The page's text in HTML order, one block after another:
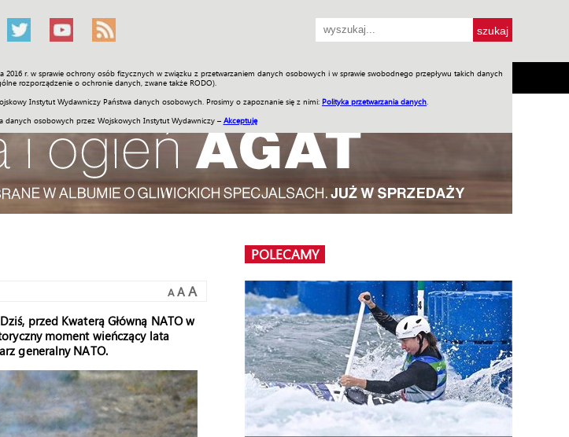
r. w sprawie ochrony osób fizycznych w związku z przetwarzaniem danych osobowych i w sprawie swobodnego przepływu takich danych
rozporządzenie o ochronie danych, zwane także RODO).
Instytut Wydawniczy Państwa danych osobowych. Prosimy o zapoznanie się z nimi: Polityka przetwarzania danych
danych osobowych przez Wojskowych Instytut Wydawniczy – Akceptuję
Historia Galerie Wideo ENGLISH SKLEP Jednodniówki Praca w WIW
A A A
przed Kwaterą Główną NATO w
moment wieńczący lata
generalny NATO.
POLECAMY